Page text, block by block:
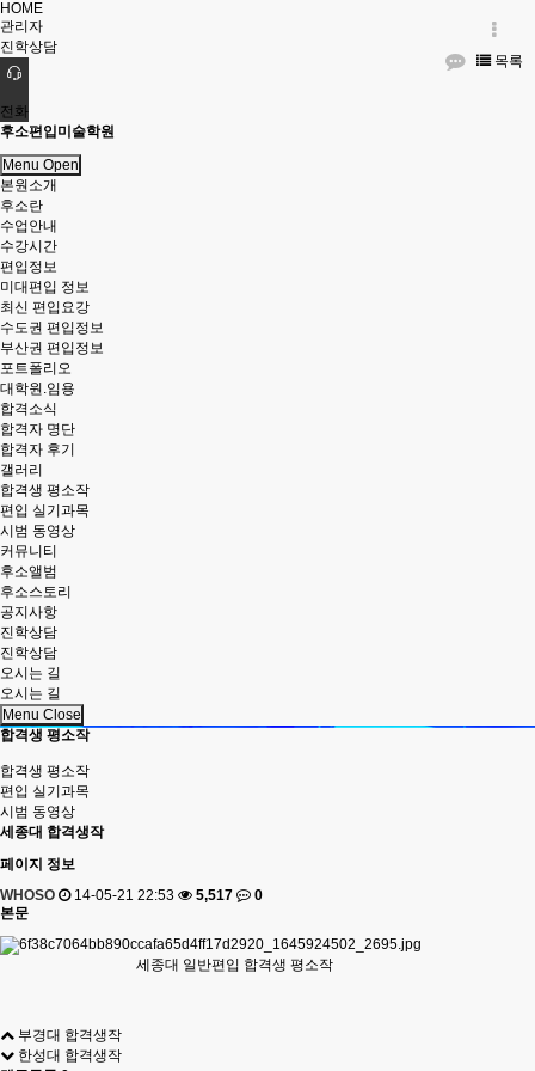
HOME
관리자
진학상담
전화
후소편입미술학원
Menu Open
본원소개
후소란
수업안내
수강시간
편입정보
미대편입 정보
최신 편입요강
수도권 편입정보
부산권 편입정보
포트폴리오
대학원.임용
합격소식
합격자 명단
합격자 후기
갤러리
합격생 평소작
편입 실기과목
시범 동영상
커뮤니티
후소앨범
후소스토리
공지사항
진학상담
진학상담
오시는 길
오시는 길
Menu Close
합격생 평소작
합격생 평소작
편입 실기과목
시범 동영상
목록
세종대 합격생작
페이지 정보
WHOSO
14-05-21 22:53 5,517
0
본문
세종대 일반편입 합격생 평소작
부경대 합격생작
한성대 합격생작